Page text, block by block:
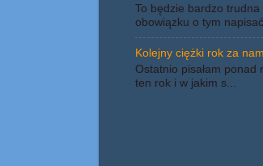
To będzie bardzo
obowiązku o tym napisać
Kolejny ciężki rok za
Ostatnio pisałam
ten rok i w jakim s...